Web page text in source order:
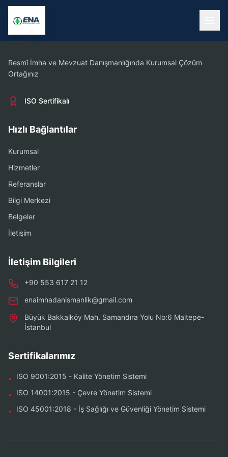
Resmî İmha ve Mevzuat Danışmanlığında Kurumsal Çözüm
Ortağınız
ISO Sertifikalı
Hızlı Bağlantılar
Kurumsal
Hizmetler
Referanslar
Bilgi Merkezi
Belgeler
İletişim
İletişim Bilgileri
+90 553 617 21 12
enaimhadanismanlik@gmail.com
Büyük Bakkalköy Mah. Samandıra Yolu No:6 Maltepe-
İstanbul
Sertifikalarımız
• ISO 9001:2015 - Kalite Yönetim Sistemi
• ISO 14001:2015 - Çevre Yönetim Sistemi
• ISO 45001:2018 - İş Sağlığı ve Güvenliği Yönetim Sistemi